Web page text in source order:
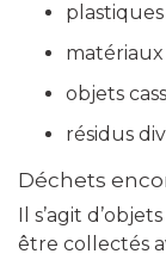
matériaux
objets
résidus
Déchets
Il s’agit
être collectés